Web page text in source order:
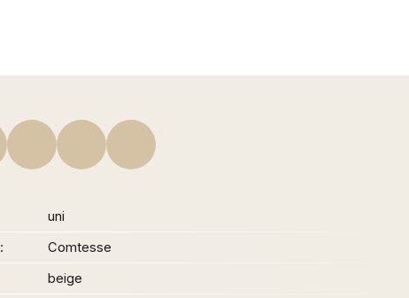
uni
Comtesse
beige